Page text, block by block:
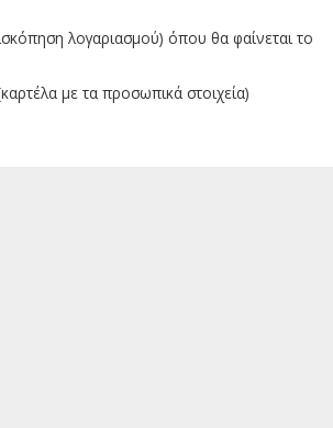
λογαριασμού) όπου θα φαίνεται το
με τα προσωπικά στοιχεία)